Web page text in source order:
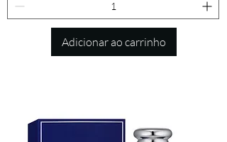
Adicionar ao carrinho